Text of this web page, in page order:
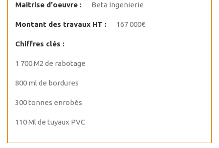
Maitrise d'oeuvre : Beta Ingenierie
Montant des travaux HT : 167 000€
Chiffres clés :
1 700 M2 de rabotage
800 ml de bordures
300 tonnes enrobés
110 Ml de tuyaux PVC